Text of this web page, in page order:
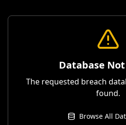
Database
The requested breach
found.
Browse All